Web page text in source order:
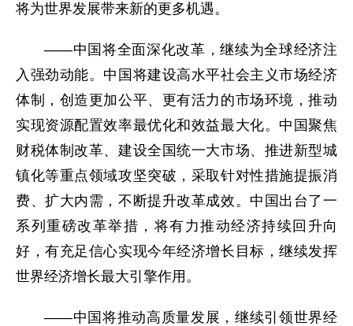
将为世界发展带来新的更多机遇。
——中国将全面深化改革，继续为全球经济注
入强劲动能。中国将建设高水平社会主义市场经济
体制，创造更加公平、更有活力的市场环境，推动
实现资源配置效率最优化和效益最大化。中国聚焦
财税体制改革、建设全国统一大市场、推进新型城
镇化等重点领域攻坚突破，采取针对性措施提振消
费、扩大内需，不断提升改革成效。中国出台了一
系列重磅改革举措，将有力推动经济持续回升向
好，有充足信心实现今年经济增长目标，继续发挥
世界经济增长最大引擎作用。
——中国将推动高质量发展，继续引领世界经